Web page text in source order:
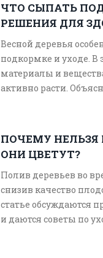
ЧТО СЫПАТЬ
РЕШЕНИЯ ДЛЯ
Весной деревья
подкормке и уходе. В
материалы и
активно расти.
ПОЧЕМУ НЕЛЬЗЯ
ОНИ ЦВЕТУТ?
Полив деревьев во
снизив качество
статье обсуждаются
и даются советы по